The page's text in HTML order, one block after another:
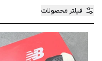
فیلتر محصولات